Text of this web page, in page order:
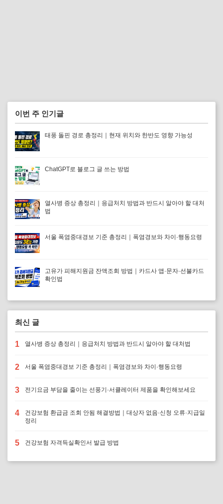
이번 주 인기글
태풍 돌핀 경로 총정리｜현재 위치와 한반도 영향 가능성
ChatGPT로 블로그 글 쓰는 방법
열사병 증상 총정리｜응급처치 방법과 반드시 알아야 할 대처
법
서울 폭염중대경보 기준 총정리｜폭염경보와 차이·행동요령
고유가 피해지원금 잔액조회 방법｜카드사 앱·문자·선불카드
확인법
최신 글
1 열사병 증상 총정리｜응급처치 방법과 반드시 알아야 할 대처법
2 서울 폭염중대경보 기준 총정리｜폭염경보와 차이·행동요령
3 전기요금 부담을 줄이는 선풍기·서큘레이터 제품을 확인해보세요
4
건강보험 환급금 조회 안됨 해결방법｜대상자 없음·신청 오류·지급일
정리
5 건강보험 자격득실확인서 발급 방법